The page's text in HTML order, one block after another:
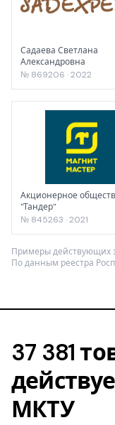
Садаева Светлана
Александровна
№ 869206 · 2022
Акционерное
"Тандер"
№ 845263 · 2021
Примеры действующих
По данным реестра
37 381
МКТУ